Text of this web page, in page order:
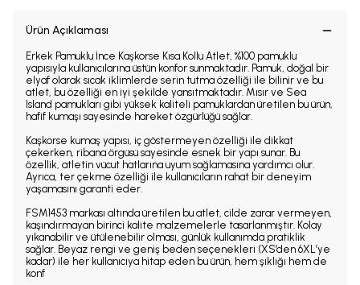
Ürün Açıklaması
Erkek Pamuklu İnce Kaşkorse Kısa Kollu Atlet, %100 pamuklu
yapısıyla kullanıcılarına üstün konfor sunmaktadır. Pamuk, doğal bir
elyaf olarak sıcak iklimlerde serin tutma özelliği ile bilinir ve bu
atlet, bu özelliği en iyi şekilde yansıtmaktadır. Mısır ve Sea
Island pamukları gibi yüksek kaliteli pamuklardan üretilen bu ürün,
hafif kumaşı sayesinde hareket özgürlüğü sağlar.
Kaşkorse kumaş yapısı, iç göstermeyen özelliği ile dikkat
çekerken, ribana örgüsü sayesinde esnek bir yapı sunar. Bu
özellik, atletin vücut hatlarına uyum sağlamasına yardımcı olur.
Ayrıca, ter çekme özelliği ile kullanıcıların rahat bir deneyim
yaşamasını garanti eder.
FSM1453 markası altında üretilen bu atlet, cilde zarar vermeyen,
kaşındırmayan birinci kalite malzemelerle tasarlanmıştır. Kolay
yıkanabilir ve ütülenebilir olması, günlük kullanımda pratiklik
sağlar. Beyaz rengi ve geniş beden seçenekleri (XS’den 6XL’ye
kadar) ile her kullanıcıya hitap eden bu ürün, hem şıklığı hem de
konf